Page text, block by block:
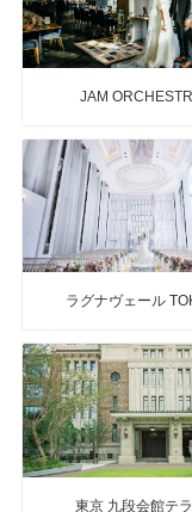
JAM
ラグナヴェール
東京 九段会館テ